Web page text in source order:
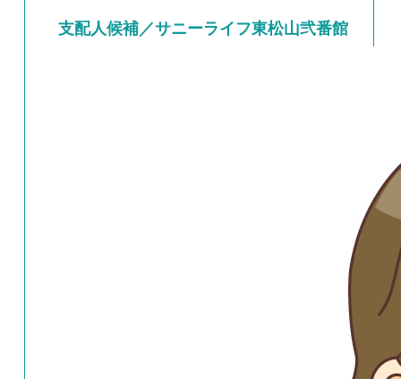
支配人候補／サニーライフ東松山弐番館